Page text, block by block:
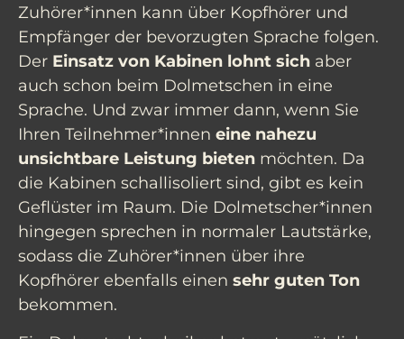
Zuhörer*innen kann über Kopfhörer und
Empfänger der bevorzugten Sprache folgen.
Der Einsatz von Kabinen lohnt sich aber
auch schon beim Dolmetschen in eine
Sprache. Und zwar immer dann, wenn Sie
Ihren Teilnehmer*innen eine nahezu
unsichtbare Leistung bieten möchten. Da
die Kabinen schallisoliert sind, gibt es kein
Geflüster im Raum. Die Dolmetscher*innen
hingegen sprechen in normaler Lautstärke,
sodass die Zuhörer*innen über ihre
Kopfhörer ebenfalls einen sehr guten Ton
bekommen.